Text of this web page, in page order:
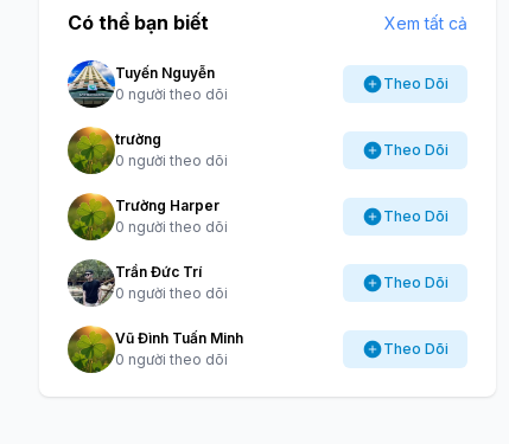
Có thể bạn biết Xem tất cả
Tuyến Nguyễn
0 người theo dõi
Theo Dõi
trường
0 người theo dõi
Theo Dõi
Trường Harper
0 người theo dõi
Theo Dõi
Trần Đức Trí
0 người theo dõi
Theo Dõi
Vũ Đình Tuấn Minh
0 người theo dõi
Theo Dõi